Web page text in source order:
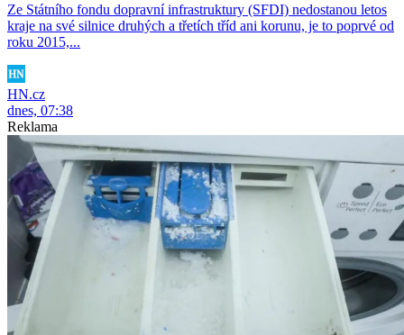
Ze Státního fondu dopravní infrastruktury (SFDI) nedostanou letos
kraje na své silnice druhých a třetích tříd ani korunu, je to poprvé od
roku 2015,...
HN.cz
dnes, 07:38
Reklama